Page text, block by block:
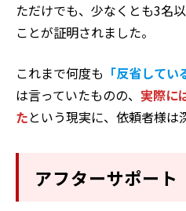
ただけでも、少なくとも3名
ことが証明されました。
これまで何度も 「反省してい
は言っていたものの、 実際に
たという現実に、依頼者様は
アフターサポート